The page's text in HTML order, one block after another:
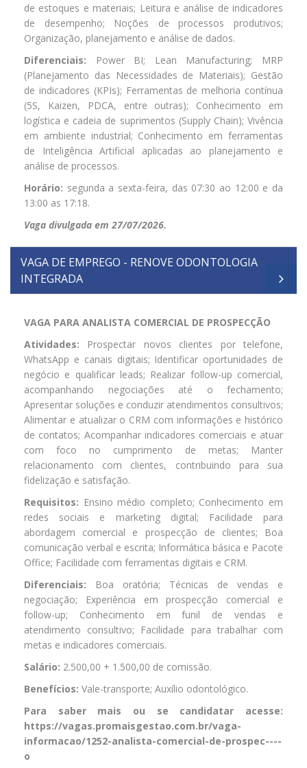
de estoques e materiais; Leitura e análise de indicadores
de desempenho; Noções de processos produtivos;
Organização, planejamento e análise de dados.
Diferenciais: Power BI; Lean Manufacturing; MRP
(Planejamento das Necessidades de Materiais); Gestão
de indicadores (KPIs); Ferramentas de melhoria contínua
(5S, Kaizen, PDCA, entre outras); Conhecimento em
logística e cadeia de suprimentos (Supply Chain); Vivência
em ambiente industrial; Conhecimento em ferramentas
de Inteligência Artificial aplicadas ao planejamento e
análise de processos.
Horário: segunda a sexta-feira, das 07:30 ao 12:00 e da
13:00 as 17:18.
Vaga divulgada em 27/07/2026.
VAGA DE EMPREGO - RENOVE ODONTOLOGIA
INTEGRADA
VAGA PARA ANALISTA COMERCIAL DE PROSPECÇÃO
Atividades: Prospectar novos clientes por telefone,
WhatsApp e canais digitais; Identificar oportunidades de
negócio e qualificar leads; Realizar follow-up comercial,
acompanhando negociações até o fechamento;
Apresentar soluções e conduzir atendimentos consultivos;
Alimentar e atualizar o CRM com informações e histórico
de contatos; Acompanhar indicadores comerciais e atuar
com foco no cumprimento de metas; Manter
relacionamento com clientes, contribuindo para sua
fidelização e satisfação.
Requisitos: Ensino médio completo; Conhecimento em
redes sociais e marketing digital; Facilidade para
abordagem comercial e prospecção de clientes; Boa
comunicação verbal e escrita; Informática básica e Pacote
Office; Facilidade com ferramentas digitais e CRM.
Diferenciais: Boa oratória; Técnicas de vendas e
negociação; Experiência em prospecção comercial e
follow-up; Conhecimento em funil de vendas e
atendimento consultivo; Facilidade para trabalhar com
metas e indicadores comerciais.
Salário: 2.500,00 + 1.500,00 de comissão.
Benefícios: Vale-transporte; Auxílio odontológico.
Para saber mais ou se candidatar acesse:
https://vagas.promaisgestao.com.br/vaga-
informacao/1252-analista-comercial-de-prospec----
o